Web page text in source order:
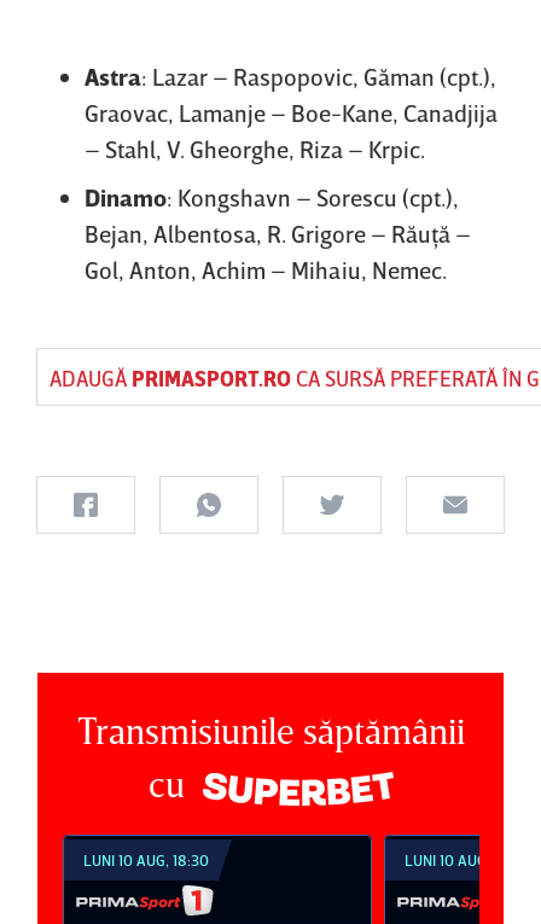
Astra: Lazar – Raspopovic, Găman (cpt.),
Graovac, Lamanje – Boe-Kane, Canadjija
– Stahl, V. Gheorghe, Riza – Krpic.
Dinamo: Kongshavn – Sorescu (cpt.),
Bejan, Albentosa, R. Grigore – Răuţă –
Gol, Anton, Achim – Mihaiu, Nemec.
ADAUGĂ PRIMASPORT.ROCA SURSĂ PREFERATĂ ÎN
Transmisiunile săptămânii
cu
LUNI 10 AUG, 18:30 LUNI 10 AUG, 21:30